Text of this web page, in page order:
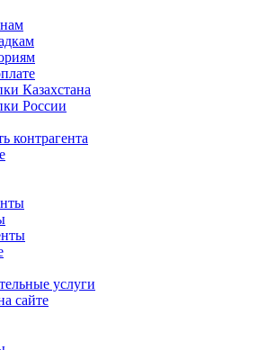
Казахстана
России
контрагента
услуги
сайте